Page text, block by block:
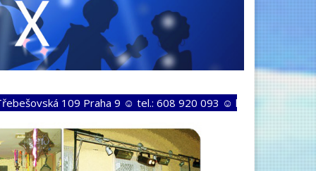
9 ☺ tel.: 608 920 093 ☺ ka.havlik@seznam.cz ☺